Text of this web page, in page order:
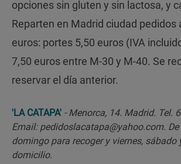
opciones sin gluten y sin lactosa, y
Reparten en Madrid ciudad pedidos
euros: portes 5,50 euros (IVA
7,50 euros entre M-30 y M-40. Se
reservar el día anterior.
'LA CATAPA' - Menorca, 14. Madrid. Tel.
Email: pedidoslacatapa@yahoo.com.
domingo para recoger y viernes, sábado
domicilio.